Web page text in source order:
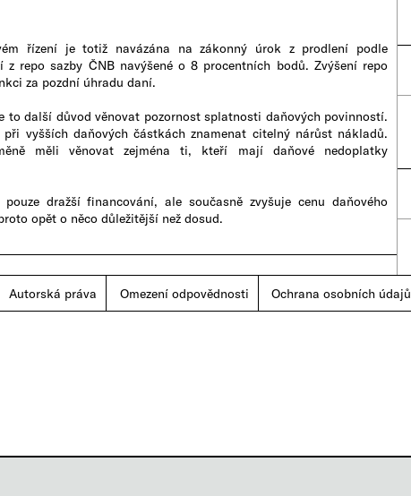
řízení je totiž navázána na zákonný úrok z prodlení podle
z repo sazby ČNB navýšené o 8 procentních bodů. Zvýšení repo
za pozdní úhradu daní.
to další důvod věnovat pozornost splatnosti daňových povinností.
vyšších daňových částkách znamenat citelný nárůst nákladů.
měli věnovat zejména ti, kteří mají daňové nedoplatky
dražší financování, ale současně zvyšuje cenu daňového
opět o něco důležitější než dosud.​​
Autorská práva Omezení odpovědnosti Ochrana osobních údajů